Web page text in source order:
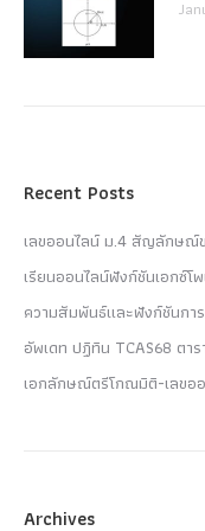
Recent Posts
เลขออนไลน์ ม.4 สัญลักษณ์
เรียนออนไลน์ฟังก์ชันเอกซ์โ
ความสัมพันธ์และฟังก์ชันก
อัพเดท ปฏิทิน TCAS68 ตา
เอกลักษณ์ตรีโกณมิติ-เลขอ
Archives